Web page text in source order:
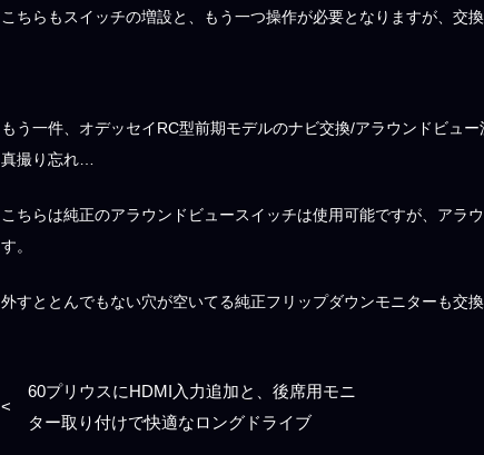
こちらもスイッチの増設と、もう一つ操作が必要となりますが、交
もう一件、オデッセイRC型前期モデルのナビ交換/アラウンドビュ
真撮り忘れ…
こちらは純正のアラウンドビュースイッチは使用可能ですが、アラ
す。
外すととんでもない穴が空いてる純正フリップダウンモニターも交
<
60プリウスにHDMI入力追加と、後席用モニ
ター取り付けで快適なロングドライブ